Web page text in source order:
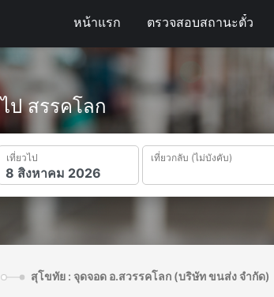
ป สรรคโลก
เที่ยวไป เที่ยวกลับ (ไม่บังคับ)
หน้าแรก ตรวจสอบสถานะตั๋ว
สุโขทัย : จุดจอด อ.สวรรคโลก (บริษัท ขนส่ง จำกัด)